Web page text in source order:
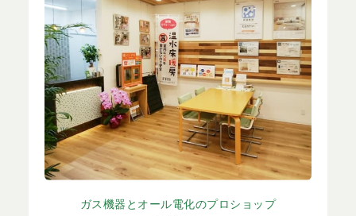
ガス機器とオール電化のプロショップ